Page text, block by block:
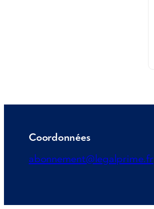
Coordonnées
abonnement@legalprime.fr